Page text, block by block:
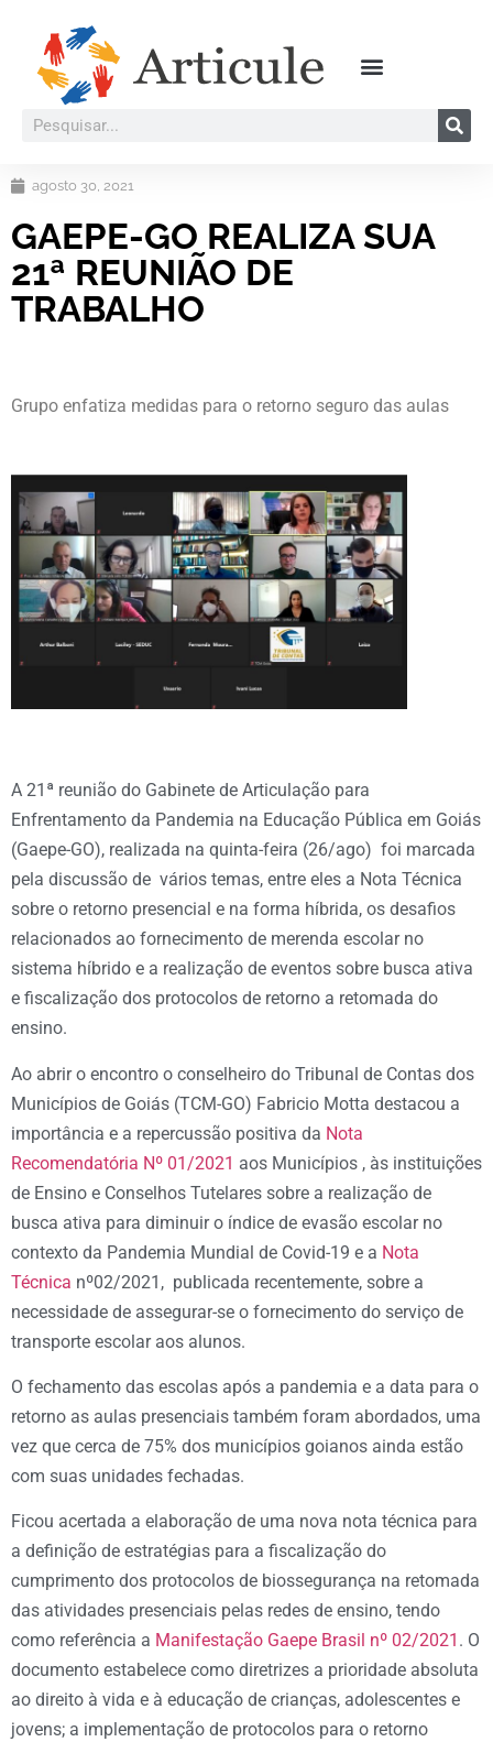
agosto 30, 2021
GAEPE-GO REALIZA SUA
21ª REUNIÃO DE
TRABALHO
Grupo enfatiza medidas para o retorno seguro das aulas
A 21ª reunião do Gabinete de Articulação para
Enfrentamento da Pandemia na Educação Pública em Goiás
(Gaepe-GO), realizada na quinta-feira (26/ago) foi marcada
pela discussão de vários temas, entre eles a Nota Técnica
sobre o retorno presencial e na forma híbrida, os desafios
relacionados ao fornecimento de merenda escolar no
sistema híbrido e a realização de eventos sobre busca ativa
e fiscalização dos protocolos de retorno a retomada do
ensino.
Ao abrir o encontro o conselheiro do Tribunal de Contas dos
Municípios de Goiás (TCM-GO) Fabricio Motta destacou a
importância e a repercussão positiva da Nota
Recomendatória Nº 01/2021 aos Municípios , às instituições
de Ensino e Conselhos Tutelares sobre a realização de
busca ativa para diminuir o índice de evasão escolar no
contexto da Pandemia Mundial de Covid-19 e a Nota
Técnica nº02/2021, publicada recentemente, sobre a
necessidade de assegurar-se o fornecimento do serviço de
transporte escolar aos alunos.
O fechamento das escolas após a pandemia e a data para o
retorno as aulas presenciais também foram abordados, uma
vez que cerca de 75% dos municípios goianos ainda estão
com suas unidades fechadas.
Ficou acertada a elaboração de uma nova nota técnica para
a definição de estratégias para a fiscalização do
cumprimento dos protocolos de biossegurança na retomada
das atividades presenciais pelas redes de ensino, tendo
como referência a Manifestação Gaepe Brasil nº 02/2021 . O
documento estabelece como diretrizes a prioridade absoluta
ao direito à vida e à educação de crianças, adolescentes e
jovens; a implementação de protocolos para o retorno